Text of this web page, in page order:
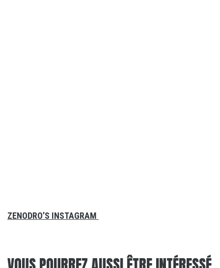
ZENODRO’S INSTAGRAM